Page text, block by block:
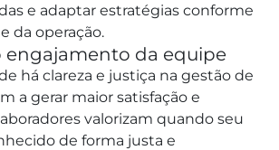
e adaptar estratégias conforme
da operação.
engajamento da equipe
há clareza e justiça na gestão de
a gerar maior satisfação e
valorizam quando seu
de forma justa e